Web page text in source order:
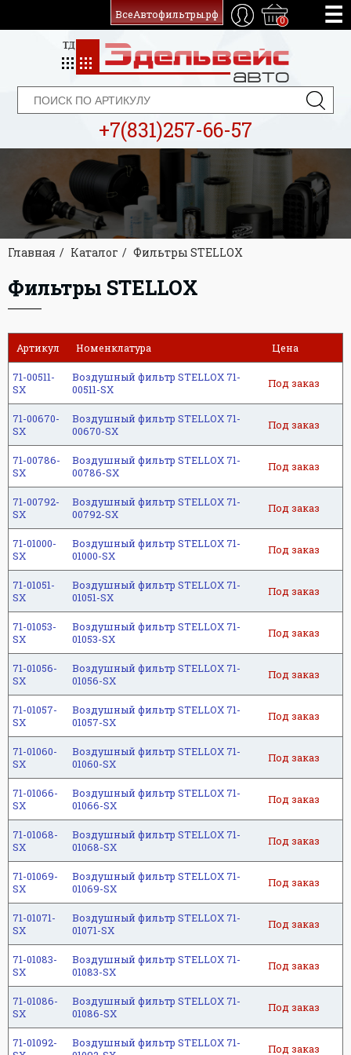
ВсеАвтофильтры.рф
0
+7(831)257-66-57
Главная Каталог Фильтры STELLOX
Фильтры STELLOX
Артикул Номенклатура Цена
71-00511-
SX
Воздушный фильтр STELLOX 71-
00511-SX
Под заказ
71-00670-
SX
Воздушный фильтр STELLOX 71-
00670-SX
Под заказ
71-00786-
SX
Воздушный фильтр STELLOX 71-
00786-SX
Под заказ
71-00792-
SX
Воздушный фильтр STELLOX 71-
00792-SX
Под заказ
71-01000-
SX
Воздушный фильтр STELLOX 71-
01000-SX
Под заказ
71-01051-
SX
Воздушный фильтр STELLOX 71-
01051-SX
Под заказ
71-01053-
SX
Воздушный фильтр STELLOX 71-
01053-SX
Под заказ
71-01056-
SX
Воздушный фильтр STELLOX 71-
01056-SX
Под заказ
71-01057-
SX
Воздушный фильтр STELLOX 71-
01057-SX
Под заказ
71-01060-
SX
Воздушный фильтр STELLOX 71-
01060-SX
Под заказ
71-01066-
SX
Воздушный фильтр STELLOX 71-
01066-SX
Под заказ
71-01068-
SX
Воздушный фильтр STELLOX 71-
01068-SX
Под заказ
71-01069-
SX
Воздушный фильтр STELLOX 71-
01069-SX
Под заказ
71-01071-
SX
Воздушный фильтр STELLOX 71-
01071-SX
Под заказ
71-01083-
SX
Воздушный фильтр STELLOX 71-
01083-SX
Под заказ
71-01086-
SX
Воздушный фильтр STELLOX 71-
01086-SX
Под заказ
71-01092-
Воздушный фильтр STELLOX 71-
Под заказ